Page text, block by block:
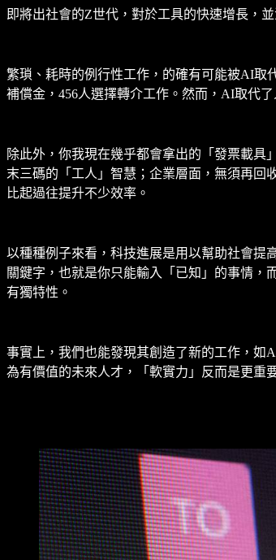
即將出社會的Z世代，對於工具的快速增長，
繁瑣、耗時的例行性工作，的確有可能被AI取
補償金，456人選擇轉介工作。然而，AI取代
除此外，你我現在幾乎都會拿出的「發票載具
末三碼的「工人」智慧；企業層面，無須再回
比起過往提升不少效率。
以種種例子來看，科技進展是用以幫助社會提
關鍵字，也就是你只能輸入「已知」的事情，
有獨特性。
事實上，我們也能發現其創造了新的工作，如
為有價值的未來人才，「軟實力」反而是更重